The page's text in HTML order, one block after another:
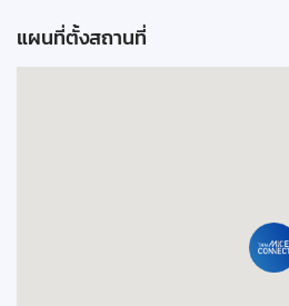
แผนที่ตั้งสถานที่